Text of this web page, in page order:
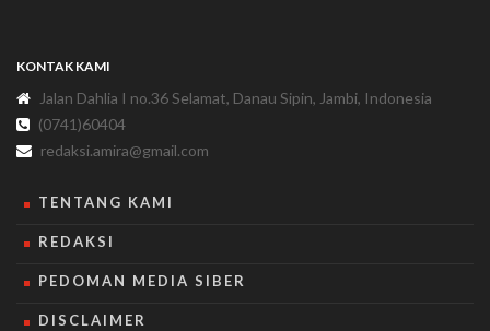
KONTAK KAMI
Jalan Dahlia I no.36 Selamat, Danau Sipin, Jambi, Indonesia
(0741)60404
redaksi.amira@gmail.com
TENTANG KAMI
REDAKSI
PEDOMAN MEDIA SIBER
DISCLAIMER